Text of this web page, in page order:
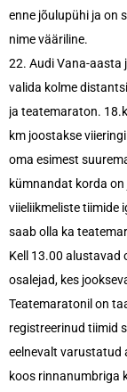
enne jõulupühi ja on
nime vääriline.
22. Audi Vana-aasta
valida kolme
ja teatemaraton.
km joostakse
oma esimest
kümnandat korda
viieliikmeliste tiimide
saab olla ka
Kell 13.00 alustavad
osalejad, kes
Teatemaratonil on
registreerinud tiimid
eelnevalt varustatud
koos rinnanumbriga